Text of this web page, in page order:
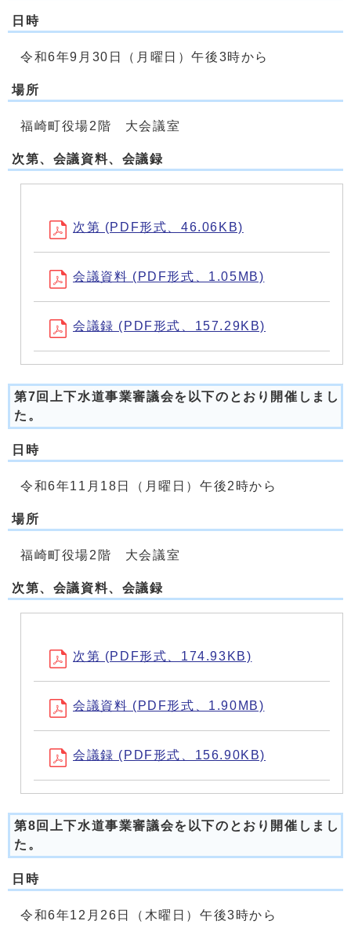
日時
令和6年9月30日（月曜日）午後3時から
場所
福崎町役場2階 大会議室
次第、会議資料、会議録
次第 (PDF形式、46.06KB)
会議資料 (PDF形式、1.05MB)
会議録 (PDF形式、157.29KB)
第7回上下水道事業審議会を以下のとおり開催しまし
た。
日時
令和6年11月18日（月曜日）午後2時から
場所
福崎町役場2階 大会議室
次第、会議資料、会議録
次第 (PDF形式、174.93KB)
会議資料 (PDF形式、1.90MB)
会議録 (PDF形式、156.90KB)
第8回上下水道事業審議会を以下のとおり開催しまし
た。
日時
令和6年12月26日（木曜日）午後3時から